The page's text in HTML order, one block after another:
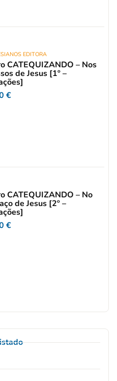
EDITORA
CATEQUIZANDO – Nos
de Jesus [1º –
€
CATEQUIZANDO – No
de Jesus [2º –
€